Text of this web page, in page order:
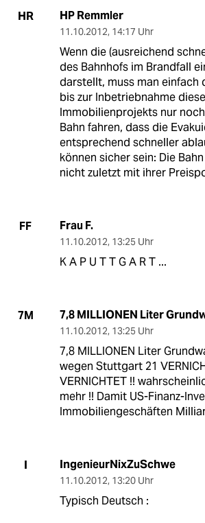
HR HP Remmler
11.10.2012, 14:17 Uhr
Wenn die (ausreichend
des Bahnhofs im Brandfall
darstellt, muss man einfach
bis zur Inbetriebnahme
Immobilienprojekts nur
Bahn fahren, dass die
entsprechend schneller
können sicher sein: Die
nicht zuletzt mit ihrer
FF Frau F.
11.10.2012, 13:25 Uhr
K A P U T T G A R T ...
7M 7,8 MILLIONEN Liter
11.10.2012, 13:25 Uhr
7,8 MILLIONEN Liter
wegen Stuttgart 21
VERNICHTET !!
mehr !! Damit US-Finanz-
Immobiliengeschäften
I IngenieurNixZuSchwe
11.10.2012, 13:20 Uhr
Typisch Deutsch :